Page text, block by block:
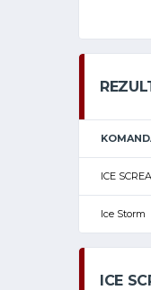
ICE
Ice Storm
ICE